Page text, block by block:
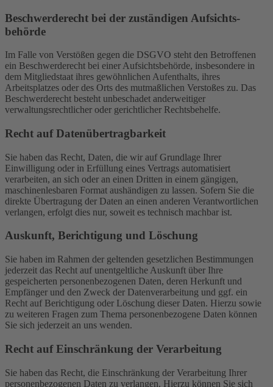
Beschwerde­recht bei der zuständigen Aufsichts­
behörde
Im Falle von Verstößen gegen die DSGVO steht den Betroffenen
ein Beschwerderecht bei einer Aufsichtsbehörde, insbesondere in
dem Mitgliedstaat ihres gewöhnlichen Aufenthalts, ihres
Arbeitsplatzes oder des Orts des mutmaßlichen Verstoßes zu. Das
Beschwerderecht besteht unbeschadet anderweitiger
verwaltungsrechtlicher oder gerichtlicher Rechtsbehelfe.
Recht auf Daten­übertrag­barkeit
Sie haben das Recht, Daten, die wir auf Grundlage Ihrer
Einwilligung oder in Erfüllung eines Vertrags automatisiert
verarbeiten, an sich oder an einen Dritten in einem gängigen,
maschinenlesbaren Format aushändigen zu lassen. Sofern Sie die
direkte Übertragung der Daten an einen anderen Verantwortlichen
verlangen, erfolgt dies nur, soweit es technisch machbar ist.
Auskunft, Berichtigung und Löschung
Sie haben im Rahmen der geltenden gesetzlichen Bestimmungen
jederzeit das Recht auf unentgeltliche Auskunft über Ihre
gespeicherten personenbezogenen Daten, deren Herkunft und
Empfänger und den Zweck der Datenverarbeitung und ggf. ein
Recht auf Berichtigung oder Löschung dieser Daten. Hierzu sowie
zu weiteren Fragen zum Thema personenbezogene Daten können
Sie sich jederzeit an uns wenden.
Recht auf Einschränkung der Verarbeitung
Sie haben das Recht, die Einschränkung der Verarbeitung Ihrer
personenbezogenen Daten zu verlangen. Hierzu können Sie sich